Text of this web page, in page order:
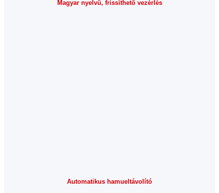
Magyar nyelvű, frissíthető vezérlés
Automatikus hamueltávolító